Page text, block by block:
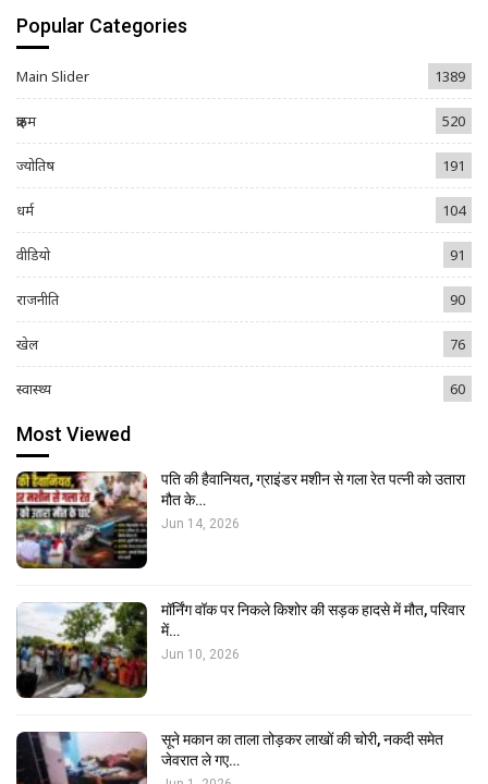
Popular Categories
Main Slider 1389
क्राइम 520
ज्योतिष 191
धर्म 104
वीडियो 91
राजनीति 90
खेल 76
स्वास्थ्य 60
Most Viewed
पति की हैवानियत, ग्राइंडर मशीन से गला रेत पत्नी को उतारा
मौत के…
Jun 14, 2026
मॉर्निंग वॉक पर निकले किशोर की सड़क हादसे में मौत, परिवार
में…
Jun 10, 2026
सूने मकान का ताला तोड़कर लाखों की चोरी, नकदी समेत
जेवरात ले गए…